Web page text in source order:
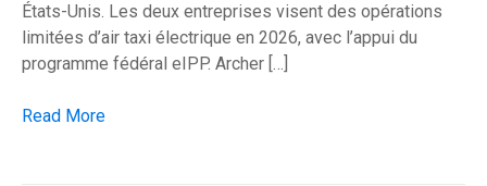
États-Unis. Les deux entreprises visent des opérations
limitées d’air taxi électrique en 2026, avec l’appui du
programme fédéral eIPP. Archer […]
Archer contre Joby : l’eVTOL américain entre en Bourse et
Read More